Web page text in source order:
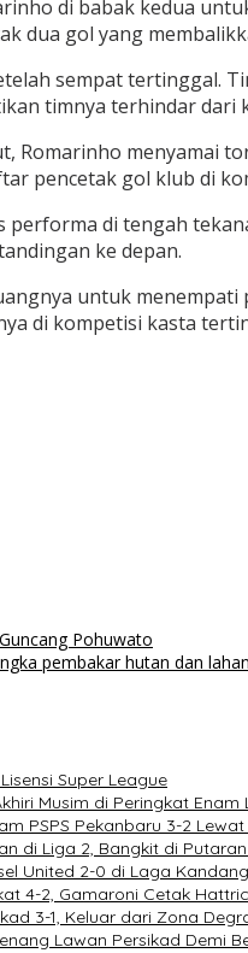
di babak kedua
dua gol yang
sempat tertinggal.
timnya terhindar dari
Romarinho menyamai
pencetak gol klub di
di tengah
ke depan.
untuk
di kompetisi kasta
Pohuwato
pembakar hutan dan
Super League
Musim di Peringkat Enam
PSPS Pekanbaru 3-2
di Liga 2, Bangkit di
United 2-0 di Laga
4-2, Gamaroni Cetak
3-1, Keluar dari Zona
Lawan Persikad Demi